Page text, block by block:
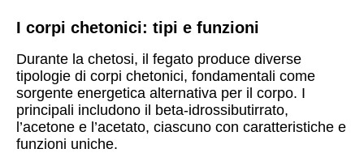
I corpi chetonici: tipi e funzioni
Durante la chetosi, il fegato produce diverse
tipologie di corpi chetonici, fondamentali come
sorgente energetica alternativa per il corpo. I
principali includono il beta-idrossibutirrato,
l’acetone e l’acetato, ciascuno con caratteristiche e
funzioni uniche.